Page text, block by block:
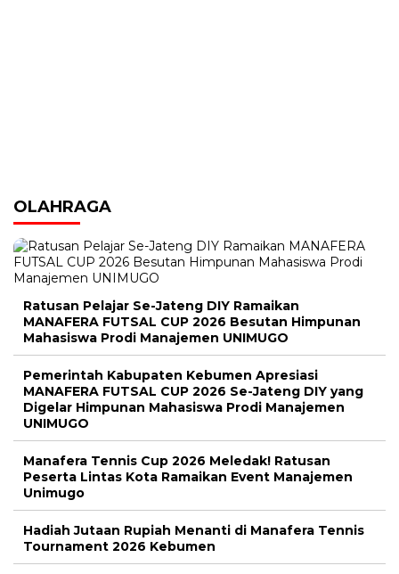
OLAHRAGA
Ratusan Pelajar Se-Jateng DIY Ramaikan
MANAFERA FUTSAL CUP 2026 Besutan Himpunan
Mahasiswa Prodi Manajemen UNIMUGO
Pemerintah Kabupaten Kebumen Apresiasi
MANAFERA FUTSAL CUP 2026 Se-Jateng DIY yang
Digelar Himpunan Mahasiswa Prodi Manajemen
UNIMUGO
Manafera Tennis Cup 2026 Meledak! Ratusan
Peserta Lintas Kota Ramaikan Event Manajemen
Unimugo
Hadiah Jutaan Rupiah Menanti di Manafera Tennis
Tournament 2026 Kebumen